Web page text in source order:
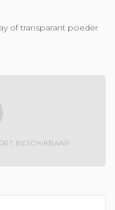
of transparant poeder
BESCHIKBAAR